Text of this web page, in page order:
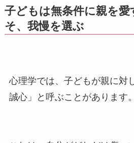
子どもは無条件に親を
そ、我慢を選ぶ
心理学では、子どもが親に対
誠心」と呼ぶことがあります。